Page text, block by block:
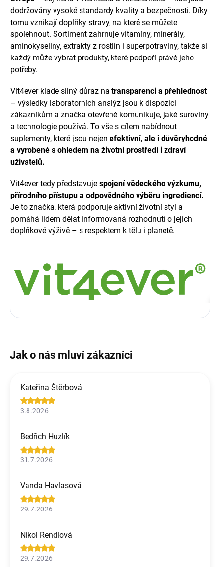
dodržovány vysoké standardy kvality a bezpečnosti. Díky
tomu vznikají doplňky stravy, na které se můžete
spolehnout. Sortiment zahrnuje vitamíny, minerály,
aminokyseliny, extrakty z rostlin i superpotraviny, takže si
každý může vybrat produkty, které podpoří právě jeho
potřeby.
Vit4ever klade silný důraz na transparenci a přehlednost
– výsledky laboratorních analýz jsou k dispozici
zákazníkům a značka otevřeně komunikuje, jaké suroviny
a technologie používá. To vše s cílem nabídnout
suplementy, které jsou nejen efektivní, ale i důvěryhodné
a vyrobené s ohledem na životní prostředí i zdraví
uživatelů.
Vit4ever tedy představuje spojení vědeckého výzkumu,
přírodního přístupu a odpovědného výběru ingrediencí.
Je to značka, která podporuje aktivní životní styl a
pomáhá lidem dělat informovaná rozhodnutí o jejich
doplňkové výživě – s respektem k tělu i planetě.
Kateřina Štěrbová
3.8.2026
Bedřich Huzlík
31.7.2026
Vanda Havlasová
29.7.2026
Nikol Rendlová
29.7.2026